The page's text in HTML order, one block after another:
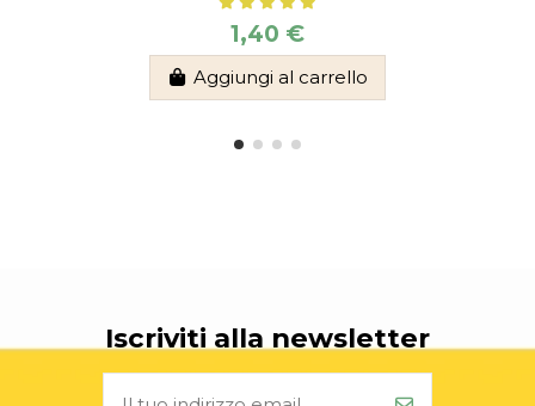
1,40 €
Aggiungi al carrello
Iscriviti alla newsletter